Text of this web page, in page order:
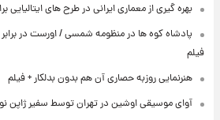
بهره گیری از معماری ایرانی در طرح های ایتالیایی برا
پادشاه کوه ها در منظومه شمسی / اورست در
فیلم
هنرنمایی روزبه حصاری آن هم بدون بدلکار + فیلم
آوای موسیقی اوشین در تهران توسط سفیر ژاپن